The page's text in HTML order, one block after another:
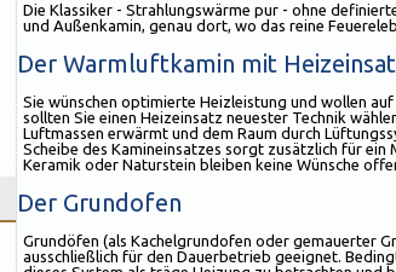
Die Klassiker - Strahlungswärme pur - ohne
und Außenkamin, genau dort, wo das reine
Der Warmluftkamin mit
Sie wünschen optimierte Heizleistung und wollen
sollten Sie einen Heizeinsatz neuester Technik
Luftmassen erwärmt und dem Raum durch
Scheibe des Kamineinsatzes sorgt zusätzlich für ein
Keramik oder Naturstein bleiben keine Wünsche
Der Grundofen
Grundöfen (als Kachelgrundofen oder gemauerter
ausschließlich für den Dauerbetrieb geeignet.